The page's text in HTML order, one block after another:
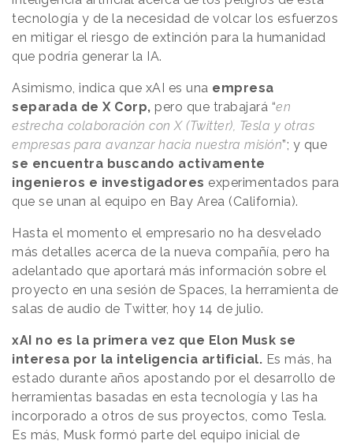
tecnología y de la necesidad de volcar los esfuerzos
en mitigar el riesgo de extinción para la humanidad
que podría generar la IA.
Asimismo, indica que xAI es una empresa
separada de X Corp, pero que trabajará “en
estrecha colaboración con X (Twitter), Tesla y otras
empresas para avanzar hacia nuestra misión”; y que
se encuentra buscando activamente
ingenieros e investigadores experimentados para
que se unan al equipo en Bay Area (California).
Hasta el momento el empresario no ha desvelado
más detalles acerca de la nueva compañía, pero ha
adelantado que aportará más información sobre el
proyecto en una sesión de Spaces, la herramienta de
salas de audio de Twitter, hoy 14 de julio.
xAI no es la primera vez que Elon Musk se
interesa por la inteligencia artificial. Es más, ha
estado durante años apostando por el desarrollo de
herramientas basadas en esta tecnología y las ha
incorporado a otros de sus proyectos, como Tesla.
Es más, Musk formó parte del equipo inicial de